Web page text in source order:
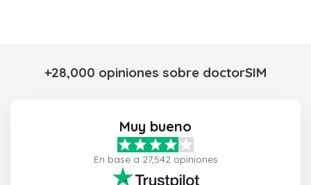
+28,000 opiniones sobre doctorSIM
Muy bueno
En base a 27,542 opiniones